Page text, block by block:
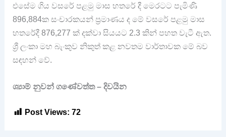
එසේම ගිය වසරේ පළමු මාස හතරේ දී මෙරටට පැමිණි
896,884ක සංචාරකයන් ප්‍රමාණය ද මේ වසරේ පළමු මාස
හතරේදී 876,277 ක් දක්වා සියයට 2.3 කින් පහත වැටී ඇත.
ශ්‍රී ලංකා මහ බැංකුව නිකුත් කළ නවතම වාර්තාවක මේ බව
සඳහන් වේ.
ශ්‍යාම් නුවන් ගණේවත්ත – දිවයින
Post Views: 72